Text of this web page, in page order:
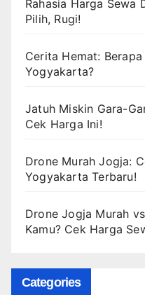
Rahasia Harga Sewa
Pilih, Rugi!
Cerita Hemat:
Yogyakarta?
Jatuh Miskin Gara-
Cek Harga Ini!
Drone Murah Jogja:
Yogyakarta Terbaru!
Drone Jogja Murah
Kamu? Cek Harga
Categories